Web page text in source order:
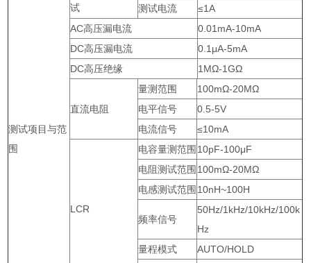
测试项目与范
围
试
测试电流
≤1A
AC高压漏电流
0.01mA-10mA
DC高压漏电流
0.1μA-5mA
DC高压绝缘
1MΩ-1GΩ
直流电阻
量测范围
100mΩ-20MΩ
电平信号
0.5-5V
电流信号
≤10mA
LCR
电容量测范围 10pF-100μF
电阻测试范围 100mΩ-20MΩ
电感测试范围 10nH~100H
频率信号
50Hz/1kHz/10kHz/100k
Hz
量程模式
AUTO/HOLD